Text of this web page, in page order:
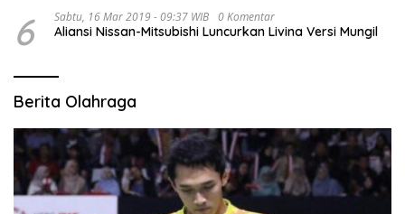
6 Sabtu, 16 Mar 2019 - 09:37 WIB 0 Komentar
Aliansi Nissan-Mitsubishi Luncurkan Livina Versi Mungil
Berita Olahraga